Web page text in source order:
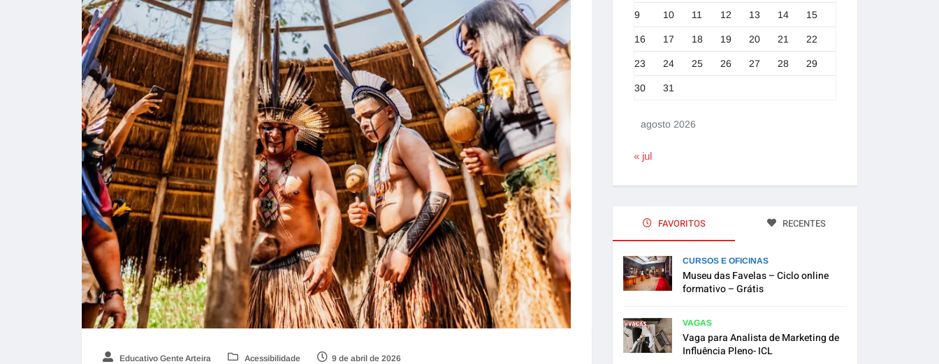
Educativo Gente Arteira Acessibilidade 9 de abril de 2026
agosto 2026
9 10 11 12 13 14 15
16 17 18 19 20 21 22
23 24 25 26 27 28 29
30 31
« jul
FAVORITOS RECENTES
CURSOS E OFICINAS
Museu das Favelas – Ciclo online
formativo – Grátis
VAGAS
Vaga para Analista de Marketing de
Influência Pleno- ICL